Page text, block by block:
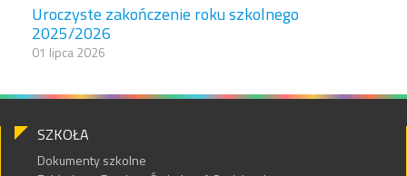
Uroczyste zakończenie roku szkolnego
2025/2026
01 lipca 2026
SZKOŁA
Dokumenty szkolne